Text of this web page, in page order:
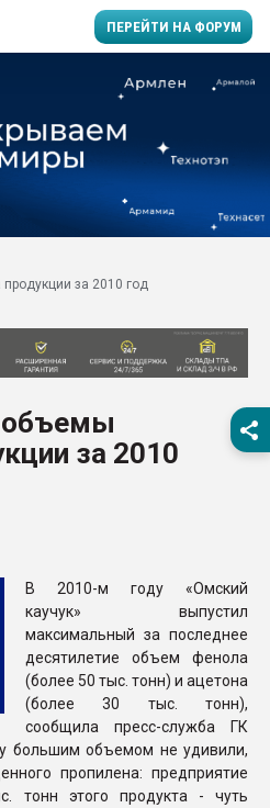
ПЕРЕЙТИ НА ФОРУМ
Вакуум-формовочные
28.07.2026
Всё, что касается
бутылок
Материал поверхности
вакуумного
за 2010 год
объемы
за 2010
В 2010-м году «Омский
каучук» выпустил
максимальный за последнее
десятилетие объем фенола
(более 50 тыс. тонн) и ацетона
(более 30 тыс. тонн),
сообщила пресс-служба ГК
большим объемом не удивили,
пропилена: предприятие
тонн этого продукта - чуть